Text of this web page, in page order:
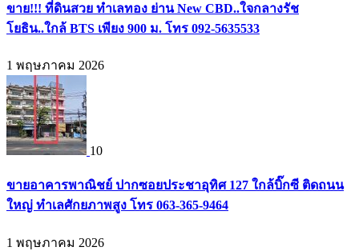
ขาย!!! ที่ดินสวย ทำเลทอง ย่าน New CBD..ใจกลางรัช
โยธิน..ใกล้ BTS เพียง 900 ม. โทร 092-5635533
1 พฤษภาคม 2026
10
ขายอาคารพาณิชย์ ปากซอยประชาอุทิศ 127 ใกล้บิ๊กซี ติดถนน
ใหญ่ ทำเลศักยภาพสูง โทร 063-365-9464
1 พฤษภาคม 2026